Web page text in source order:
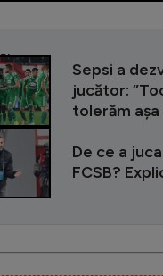
Sepsi a
jucător:
tolerăm așa
De ce a
FCSB?